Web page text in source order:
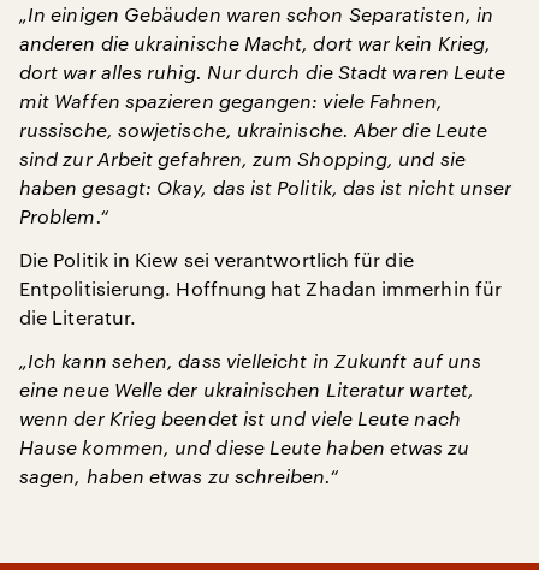
„In einigen Gebäuden waren schon Separatisten, in
anderen die ukrainische Macht, dort war kein Krieg,
dort war alles ruhig. Nur durch die Stadt waren Leute
mit Waffen spazieren gegangen: viele Fahnen,
russische, sowjetische, ukrainische. Aber die Leute
sind zur Arbeit gefahren, zum Shopping, und sie
haben gesagt: Okay, das ist Politik, das ist nicht unser
Problem.“
Die Politik in Kiew sei verantwortlich für die
Entpolitisierung. Hoffnung hat Zhadan immerhin für
die Literatur.
„Ich kann sehen, dass vielleicht in Zukunft auf uns
eine neue Welle der ukrainischen Literatur wartet,
wenn der Krieg beendet ist und viele Leute nach
Hause kommen, und diese Leute haben etwas zu
sagen, haben etwas zu schreiben.“